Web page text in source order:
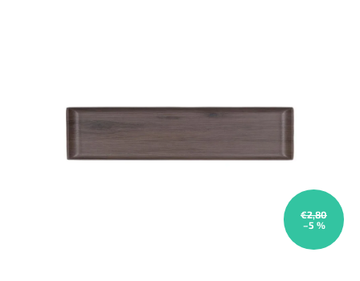
€2,80
–5 %